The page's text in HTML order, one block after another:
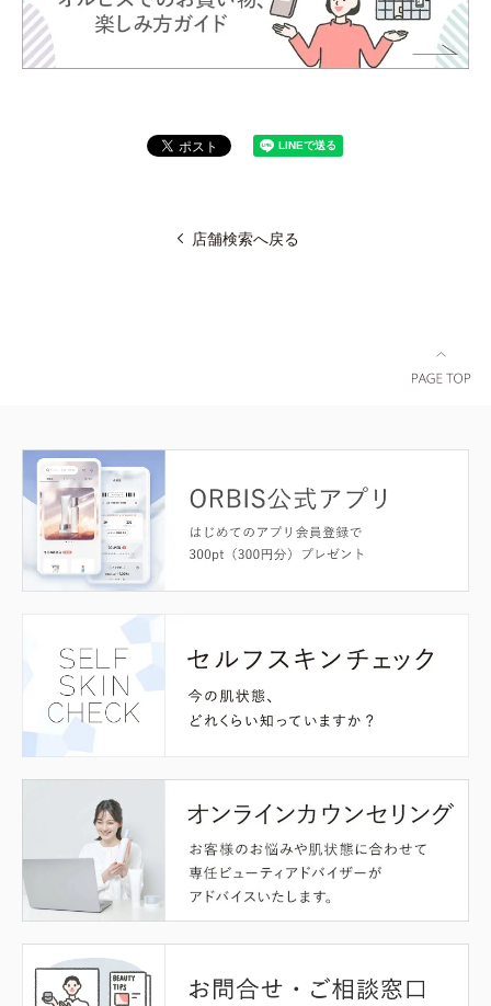
店舗検索へ戻る